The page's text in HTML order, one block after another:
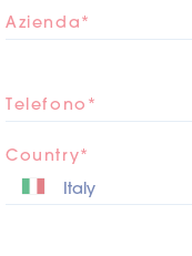
Azienda*
Telefono*
Country*